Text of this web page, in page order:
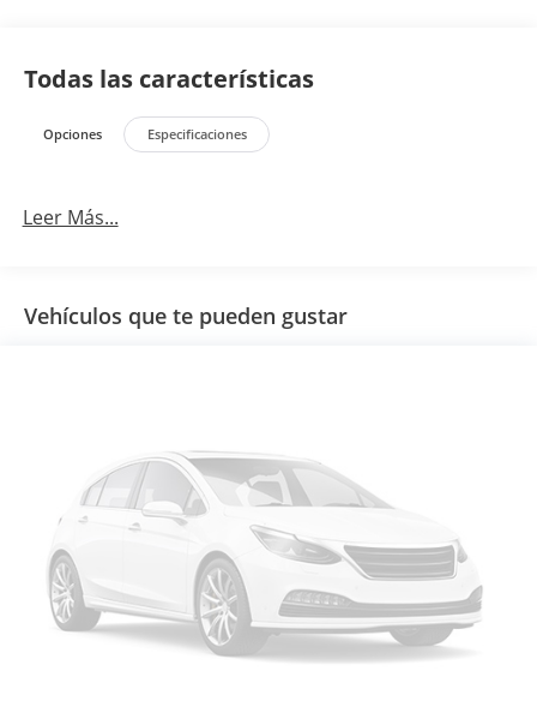
Todas las características
Opciones Especificaciones
Leer Más...
Vehículos que te pueden gustar